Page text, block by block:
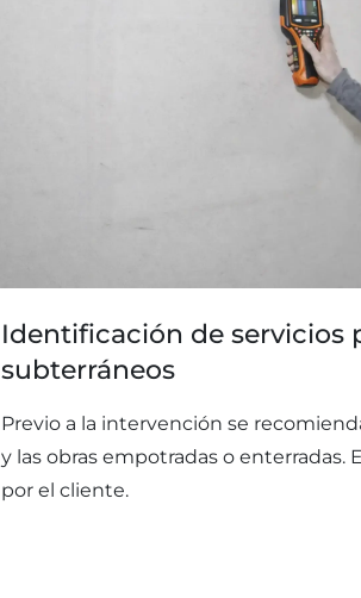
Identificación de servicios
subterráneos
Previo a la intervención se
y las obras empotradas o enterradas.
por el cliente.